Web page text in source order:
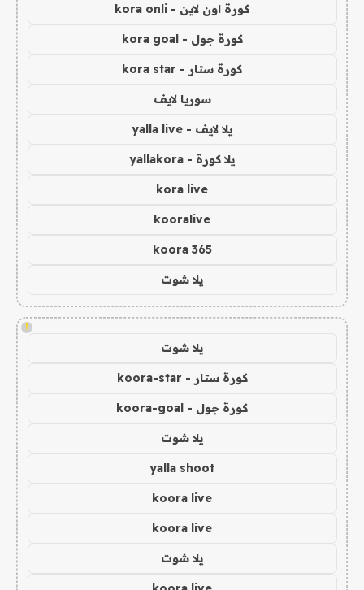
كورة اون لاين - kora onli
كورة جول - kora goal
كورة ستار - kora star
سوريا لايف
يلا لايف - yalla live
يلا كورة - yallakora
kora live
kooralive
koora 365
يلا شوت
!
يلا شوت
كورة ستار - koora-star
كورة جول - koora-goal
يلا شوت
yalla shoot
koora live
koora live
يلا شوت